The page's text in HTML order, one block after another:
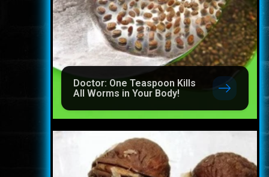
Doctor: One Teaspoon Kills
All Worms in Your Body!